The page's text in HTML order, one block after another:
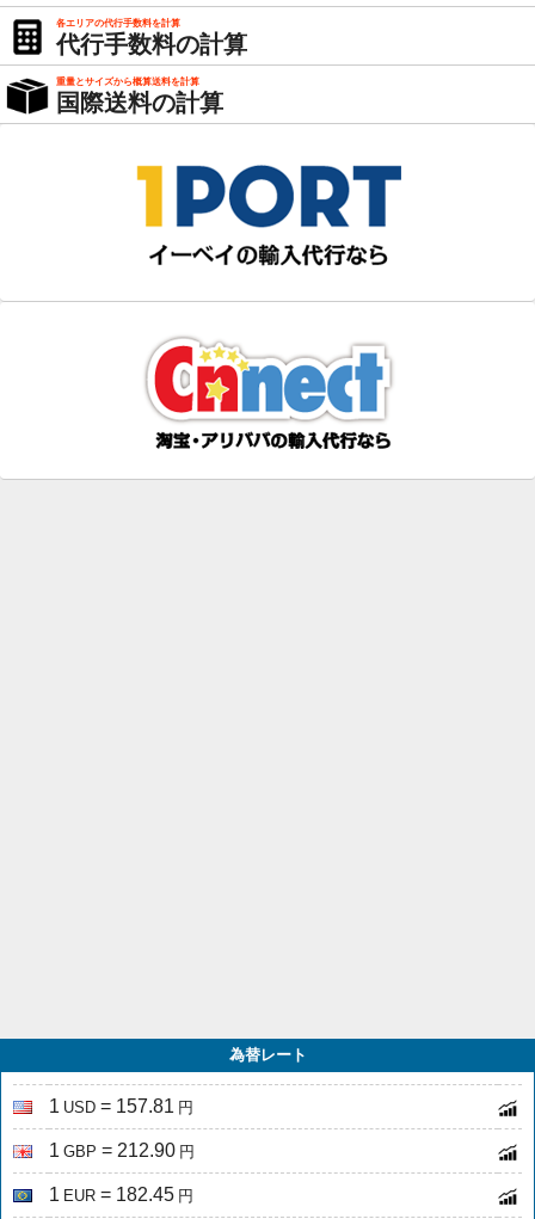
各エリアの代行手数料を計算
代行手数料の計算
重量とサイズから概算送料を計算
国際送料の計算
為替レート
1 USD = 157.81 円
1 GBP = 212.90 円
1 EUR = 182.45 円